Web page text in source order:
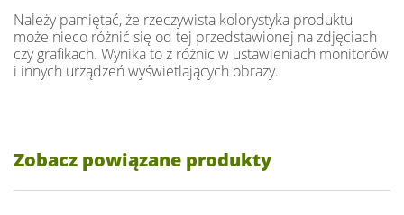
Należy pamiętać, że rzeczywista kolorystyka produktu
może nieco różnić się od tej przedstawionej na zdjęciach
czy grafikach. Wynika to z różnic w ustawieniach monitorów
i innych urządzeń wyświetlających obrazy.
Zobacz powiązane produkty